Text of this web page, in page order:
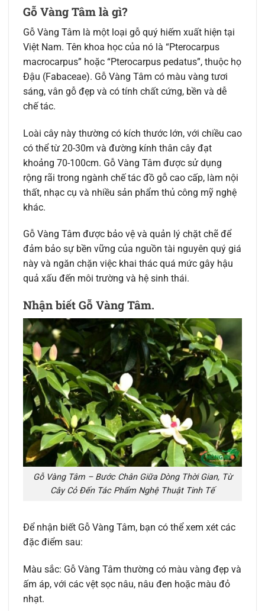
Gỗ Vàng Tâm là gì?
Gỗ Vàng Tâm là một loại gỗ quý hiếm xuất hiện tại
Việt Nam. Tên khoa học của nó là “Pterocarpus
macrocarpus” hoặc “Pterocarpus pedatus”, thuộc họ
Đậu (Fabaceae). Gỗ Vàng Tâm có màu vàng tươi
sáng, vân gỗ đẹp và có tính chất cứng, bền và dễ
chế tác.
Loài cây này thường có kích thước lớn, với chiều cao
có thể từ 20-30m và đường kính thân cây đạt
khoảng 70-100cm. Gỗ Vàng Tâm được sử dụng
rộng rãi trong ngành chế tác đồ gỗ cao cấp, làm nội
thất, nhạc cụ và nhiều sản phẩm thủ công mỹ nghệ
khác.
Gỗ Vàng Tâm được bảo vệ và quản lý chặt chẽ để
đảm bảo sự bền vững của nguồn tài nguyên quý giá
này và ngăn chặn việc khai thác quá mức gây hậu
quả xấu đến môi trường và hệ sinh thái.
Nhận biết Gỗ Vàng Tâm.
Gỗ Vàng Tâm – Bước Chân Giữa Dòng Thời Gian, Từ
Cây Cỏ Đến Tác Phẩm Nghệ Thuật Tinh Tế
Để nhận biết Gỗ Vàng Tâm, bạn có thể xem xét các
đặc điểm sau:
Màu sắc: Gỗ Vàng Tâm thường có màu vàng đẹp và
ấm áp, với các vệt sọc nâu, nâu đen hoặc màu đỏ
nhạt.